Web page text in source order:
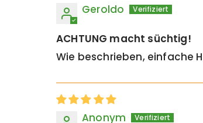
Geroldo
ACHTUNG macht süchtig!
Wie beschrieben, einfache
Anonym